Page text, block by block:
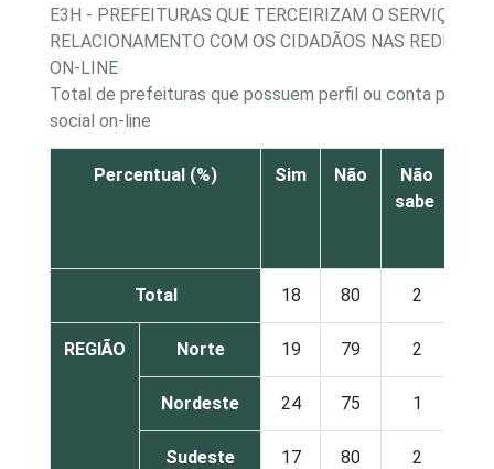
E3H - PREFEITURAS QUE TERCEIRIZAM O SERVIÇO DE
RELACIONAMENTO COM OS CIDADÃOS NAS REDES
ON-LINE
Total de prefeituras que possuem perfil ou conta
social on-line
Percentual (%) Sim Não
Não
sabe
Total 18 80 2
REGIÃO Norte 19 79 2
Nordeste 24 75 1
Sudeste 17 80 2